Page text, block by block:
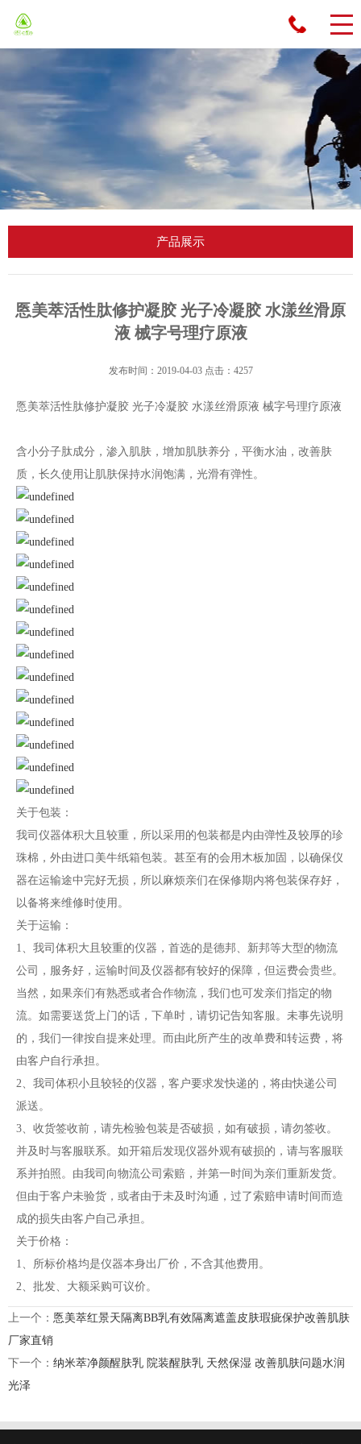
生
：
13
55
61
89
09
1
产品展示
悘美萃活性肽修护凝胶 光子冷凝胶 水漾丝滑原
液 械字号理疗原液
发布时间：2019-04-03 点击：4257
悘美萃活性肽修护凝胶 光子冷凝胶 水漾丝滑原液 械字号理疗原液
含小分子肽成分，渗入肌肤，增加肌肤养分，平衡水油，改善肤
质，长久使用让肌肤保持水润饱满，光滑有弹性。
关于包装：
我司仪器体积大且较重，所以采用的包装都是内由弹性及较厚的珍
珠棉，外由进口美牛纸箱包装。甚至有的会用木板加固，以确保仪
器在运输途中完好无损，所以麻烦亲们在保修期内将包装保存好，
以备将来维修时使用。
关于运输：
1、我司体积大且较重的仪器，首选的是德邦、新邦等大型的物流
公司，服务好，运输时间及仪器都有较好的保障，但运费会贵些。
当然，如果亲们有熟悉或者合作物流，我们也可发亲们指定的物
流。如需要送货上门的话，下单时，请切记告知客服。未事先说明
的，我们一律按自提来处理。而由此所产生的改单费和转运费，将
由客户自行承担。
2、我司体积小且较轻的仪器，客户要求发快递的，将由快递公司
派送。
3、收货签收前，请先检验包装是否破损，如有破损，请勿签收。
并及时与客服联系。如开箱后发现仪器外观有破损的，请与客服联
系并拍照。由我司向物流公司索赔，并第一时间为亲们重新发货。
但由于客户未验货，或者由于未及时沟通，过了索赔申请时间而造
成的损失由客户自己承担。
关于价格：
1、所标价格均是仪器本身出厂价，不含其他费用。
2、批发、大额采购可议价。
上一个： 悘美萃红景天隔离BB乳有效隔离遮盖皮肤瑕疵保护改善肌肤
厂家直销
下一个： 纳米萃净颜醒肤乳 院装醒肤乳 天然保湿 改善肌肤问题水润
光泽